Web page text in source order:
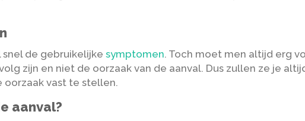
de gebruikelijke symptomen. Toch moet men altijd erg
zijn en niet de oorzaak van de aanval. Dus zullen ze je
vast te stellen.
aanval?